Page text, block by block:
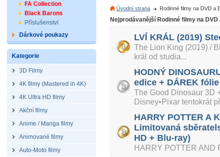
FA Collection
Black Barons
Příslušenství
Dárkové poukazy
Kategorie
3D Filmy
4K filmy (Mastered in 4K)
4K Ultra HD filmy
Akční filmy
Anime / Manga filmy
Animované filmy
Auto-Moto filmy
Úvodní strana Rodinné filmy na DVD a
Nejprodávanější Rodinné filmy na DVD
LVÍ KRÁL (2019)
The Lion King (2019) /
král od studia...
HODNÝ
edice + DÁREK
The Good Dinosaur 3D
Disney•Pixar tentokrát
HARRY POTTER A
Limitovaná
HD + Blu-ray)
HARRY POTTER AND